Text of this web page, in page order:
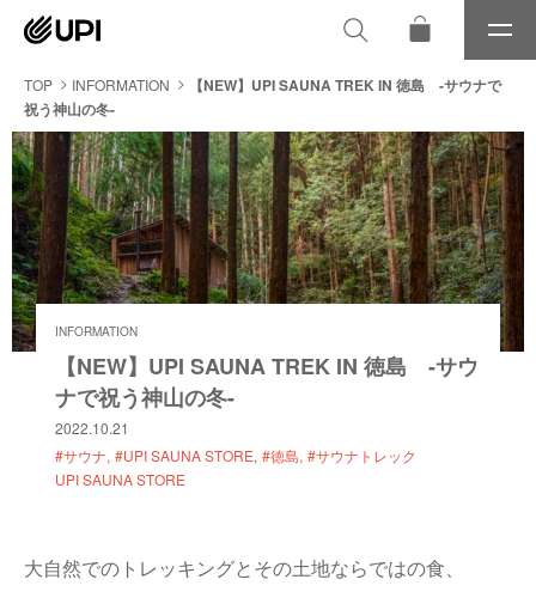
メ
ニ
ュ
TOP INFORMATION
【NEW】UPI SAUNA TREK IN 徳島 -サウナで
祝う神山の冬-
INFORMATION
【NEW】UPI SAUNA TREK IN 徳島 -サウ
ナで祝う神山の冬-
2022.10.21
#サウナ #UPI SAUNA STORE #徳島 #サウナトレック
UPI SAUNA STORE
大自然でのトレッキングとその土地ならではの食、